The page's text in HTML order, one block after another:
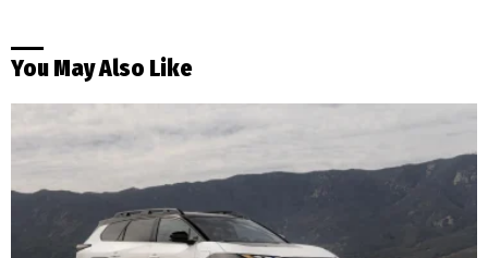
You May Also Like